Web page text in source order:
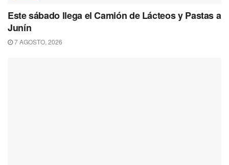
Este sábado llega el Camión de Lácteos y Pastas a
Junín
7 AGOSTO, 2026